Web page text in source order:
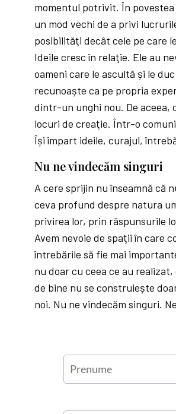
momentul potrivit. În
un mod vechi de a privi
posibilităţi decât cele pe care
Ideile cresc în relaţie. Ele au
oameni care le ascultă și le
recunoaște ca pe propria
dintr-un unghi nou. De aceea,
locuri de creaţie. Într-o
Își împart ideile, curajul,
Nu ne vindecăm singuri
A cere sprijin nu înseamnă că
ceva profund despre natura
privirea lor, prin răspunsurile
Avem nevoie de spaţii în care
întrebările să fie mai
nu doar cu ceea ce au
de bine nu se construiește
noi. Nu ne vindecăm singuri.